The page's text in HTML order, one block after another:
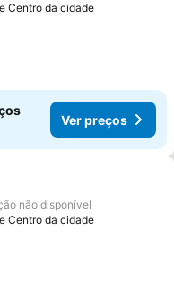
Centro da cidade
Ver preços
aos favoritos
não disponível
Centro da cidade